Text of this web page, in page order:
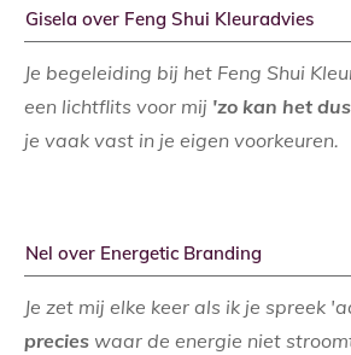
Gisela over Feng Shui Kleuradvies
Je begeleiding bij het Feng Shui
een lichtflits voor mij 'zo kan het
je vaak vast in je eigen voorkeuren.
Nel over Energetic Branding
Je zet mij elke keer als ik je spreek
precies waar de energie niet